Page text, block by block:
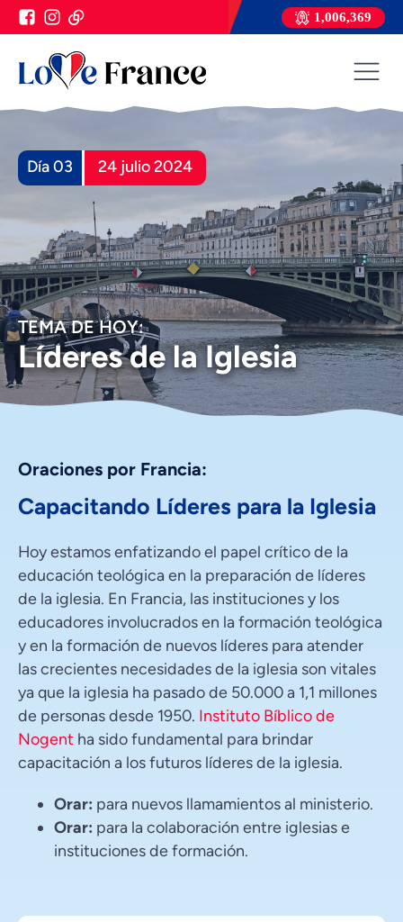
1,006,369
Día 03 24 julio 2024
TEMA DE HOY:
Líderes de la Iglesia
Oraciones por Francia:
Capacitando Líderes para la Iglesia
Hoy estamos enfatizando el papel crítico de la
educación teológica en la preparación de líderes
de la iglesia. En Francia, las instituciones y los
educadores involucrados en la formación teológica
y en la formación de nuevos líderes para atender
las crecientes necesidades de la iglesia son vitales
ya que la iglesia ha pasado de 50.000 a 1,1 millones
de personas desde 1950. Instituto Bíblico de
Nogent ha sido fundamental para brindar
capacitación a los futuros líderes de la iglesia.
Orar: para nuevos llamamientos al ministerio.
Orar: para la colaboración entre iglesias e
instituciones de formación.